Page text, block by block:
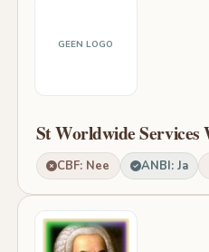
GEEN LOGO
St Worldwide Services
CBF: Nee ANBI: Ja